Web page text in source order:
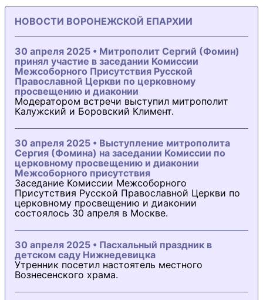
НОВОСТИ ВОРОНЕЖСКОЙ ЕПАРХИИ
30 апреля 2025 • Митрополит Сергий (Фомин)
принял участие в заседании Комиссии
Межсоборного Присутствия Русской
Православной Церкви по церковному
просвещению и диаконии
Модератором встречи выступил митрополит
Калужский и Боровский Климент.
30 апреля 2025 • Выступление митрополита
Сергия (Фомина) на заседании Комиссии по
церковному просвещению и диаконии
Межсоборного присутствия
Заседание Комиссии Межсоборного
Присутствия Русской Православной Церкви по
церковному просвещению и диаконии
состоялось 30 апреля в Москве.
30 апреля 2025 • Пасхальный праздник в
детском саду Нижнедевицка
Утренник посетил настоятель местного
Вознесенского храма.